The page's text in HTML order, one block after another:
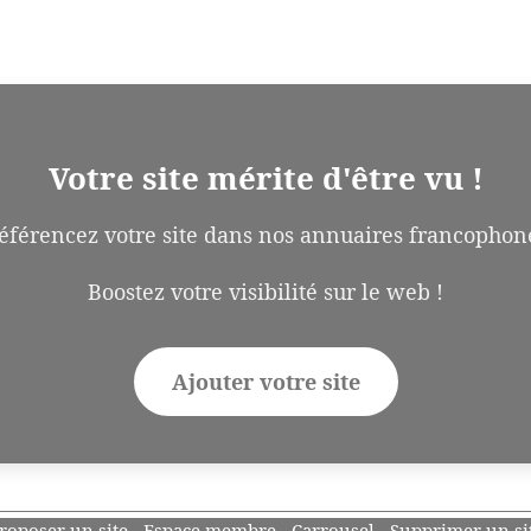
Votre site mérite d'être vu !
votre site dans nos annuaires
Boostez votre visibilité sur le web !
Ajouter votre site